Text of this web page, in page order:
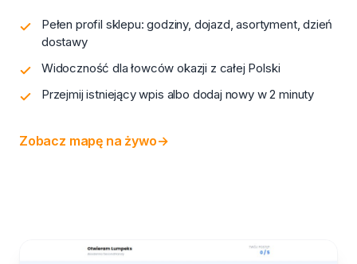
Pełen profil sklepu: godziny, dojazd, asortyment, dzień
dostawy
Widoczność dla łowców okazji z całej Polski
Przejmij istniejący wpis albo dodaj nowy w 2 minuty
Zobacz mapę na żywo→